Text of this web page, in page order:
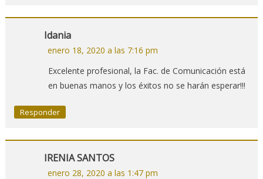
Idania
enero 18, 2020 a las 7:16 pm
Excelente profesional, la Fac. de Comunicación está
en buenas manos y los éxitos no se harán esperar!!!
Responder
IRENIA SANTOS
enero 28, 2020 a las 1:47 pm